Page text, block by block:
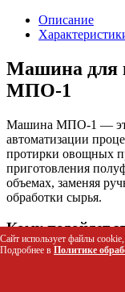
Описание
Машина для
МПО-1
Машина МПО-1 — это
автоматизации
протирки овощных
приготовления
объемах, заменяя
обработки сырья.
Кому подойдет
Шеф-повара и
Сайт использует файлы
Подробнее в Политике